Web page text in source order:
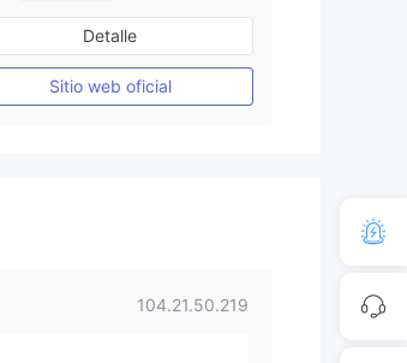
De 10 a 15 años
Supervisión en Australia
Creación Mercado Forex (MM)
Licencia completa de MT4
Detalle
Sitio web oficial
104.21.50.219